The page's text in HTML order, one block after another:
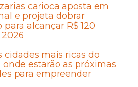
carioca aposta em
e projeta dobrar
alcançar R$ 120
cidades mais ricas do
estarão as próximas
para empreender